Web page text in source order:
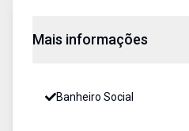
Mais informações
Banheiro Social